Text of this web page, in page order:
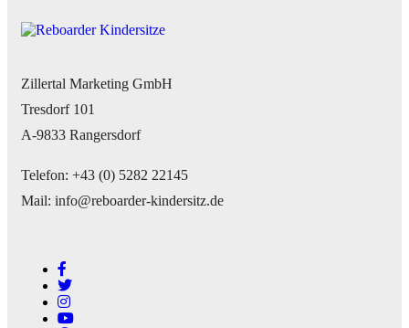
Zillertal Marketing GmbH
Tresdorf 101
A-9833 Rangersdorf
Telefon: +43 (0) 5282 22145
Mail: info@reboarder-kindersitz.de